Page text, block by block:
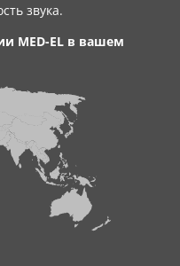
звука.
MED-EL в вашем